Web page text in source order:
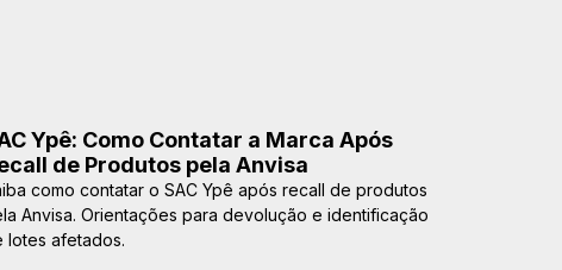
Ypê: Como Contatar a Marca Após
de Produtos pela Anvisa
como contatar o SAC Ypê após recall de produtos
Anvisa. Orientações para devolução e identificação
lotes afetados.